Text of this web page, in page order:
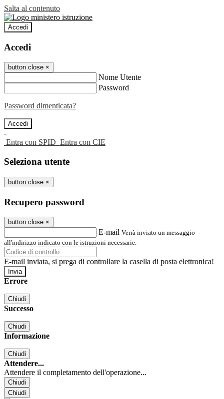
Salta al contenuto
Accedi
Accedi
button close ×
Nome Utente
Password
Password dimenticata?
-
Entra con SPID Entra con CIE
Seleziona utente
button close ×
Recupero password
button close ×
E-mail Verrà inviato un messaggio
all'indirizzo indicato con le istruzioni necessarie.
E-mail inviata, si prega di controllare la casella di posta elettronica!
Errore
Chiudi
Successo
Chiudi
Informazione
Chiudi
Attendere...
Attendere il completamento dell'operazione...
Chiudi
Chiudi